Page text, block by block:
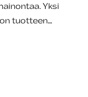
Yksi
tuotteen…